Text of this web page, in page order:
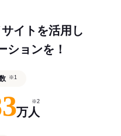
イトを活用し
ションを！
※1
万人
※2